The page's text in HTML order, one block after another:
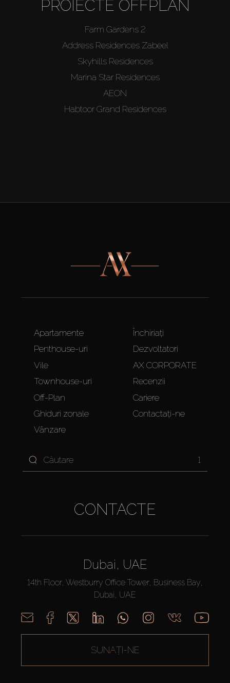
PROIECTE OFFPLAN
Farm Gardens 2
Address Residences Zabeel
Skyhills Residences
Marina Star Residences
AEON
Habtoor Grand Residences
Apartamente
Penthouse-uri
Vile
Townhouse-uri
Off-Plan
Ghiduri zonale
Vânzare
Închiriați
Dezvoltatori
AX CORPORATE
Recenzii
Cariere
Contactați-ne
1
CONTACTE
Dubai, UAE
14th Floor, Westburry Office Tower, Business Bay,
Dubai, UAE
SUNAȚI-NE